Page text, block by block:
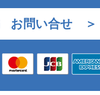
問い合せ ＞